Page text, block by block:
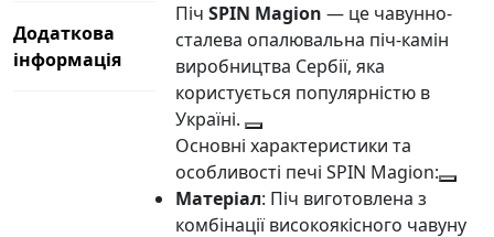
Додаткова
інформація
ПічSPIN Magion — це чавунно-
сталева опалювальна піч-камін
виробництва Сербії, яка
користується популярністю в
Україні.
Основні характеристики та
особливості печі SPIN Magion:
Матеріал: Піч виготовлена з
комбінації високоякісного чавуну